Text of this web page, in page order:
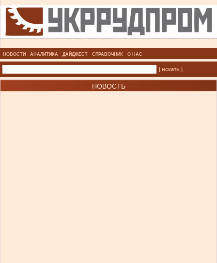
НОВОСТИ АНАЛИТИКА ДАЙДЖЕСТ СПРАВОЧНИК О НАС
| искать |
НОВОСТЬ